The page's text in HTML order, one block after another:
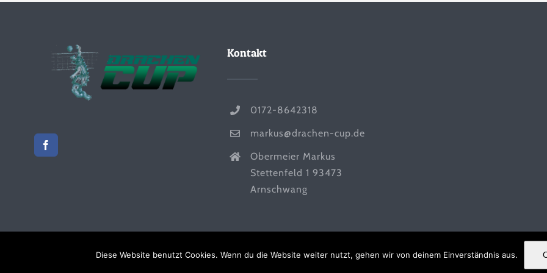
Kontakt
0172-8642318
markus@drachen-cup.de
Obermeier Markus
Stettenfeld 1 93473
Arnschwang
© Copyright2026 | Drachen-Cup |Impressum |
Diese Website benutzt Cookies. Wenn du die Website weiter nutzt, gehen wir von deinem Einverständnis aus.